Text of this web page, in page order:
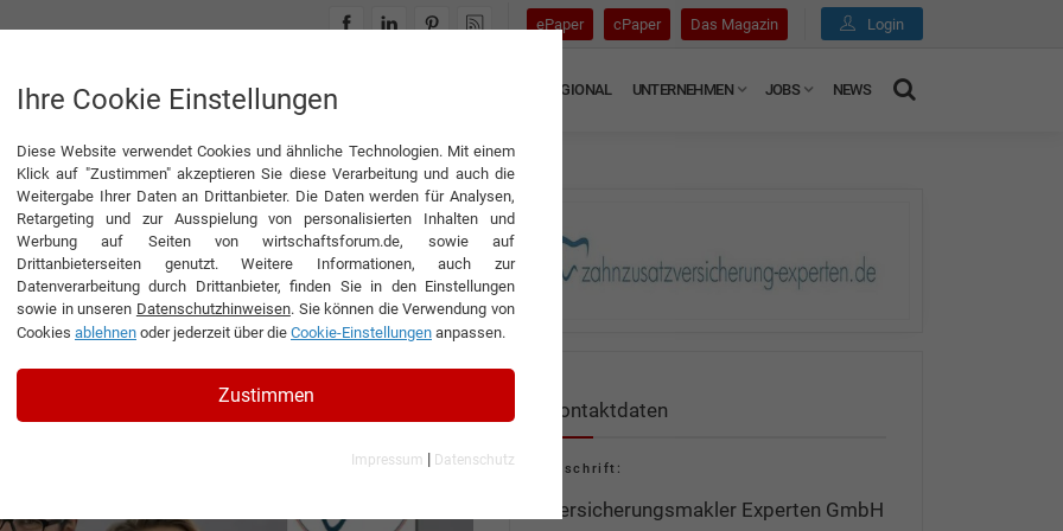
ePaper cPaper Das Magazin Login
INTERVIEWS REGIONAL UNTERNEHMEN JOBS NEWS
sollte sich jeder leisten können!
jeder leisten
Kontaktdaten
Anschrift:
Versicherungsmakler Experten GmbH
Ihre Cookie Einstellungen
Diese Website verwendet Cookies und ähnliche Technologien. Mit einem
Klick auf "Zustimmen" akzeptieren Sie diese Verarbeitung und auch die
Weitergabe Ihrer Daten an Drittanbieter. Die Daten werden für Analysen,
Retargeting und zur Ausspielung von personalisierten Inhalten und
Werbung auf Seiten von wirtschaftsforum.de, sowie auf
Drittanbieterseiten genutzt. Weitere Informationen, auch zur
Datenverarbeitung durch Drittanbieter, finden Sie in den Einstellungen
sowie in unseren Datenschutzhinweisen. Sie können die Verwendung von
Cookies ablehnen oder jederzeit über die Cookie-Einstellungen anpassen.
Zustimmen
Impressum | Datenschutz